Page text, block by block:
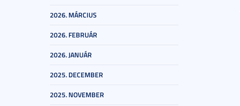
2026. MÁRCIUS
2026. FEBRUÁR
2026. JANUÁR
2025. DECEMBER
2025. NOVEMBER